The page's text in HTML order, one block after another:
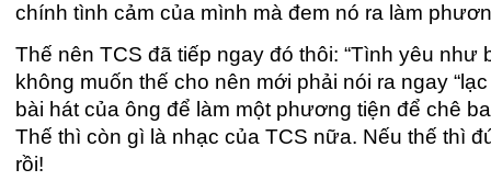
chính tình cảm của mình mà đem nó ra làm
Thế nên TCS đã tiếp ngay đó thôi: “Tình yêu
không muốn thế cho nên mới phải nói ra ngay
bài hát của ông để làm một phương tiện để chê
Thế thì còn gì là nhạc của TCS nữa. Nếu thế thì
rồi!